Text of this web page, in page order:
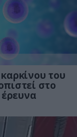
του
στο
έρευνα